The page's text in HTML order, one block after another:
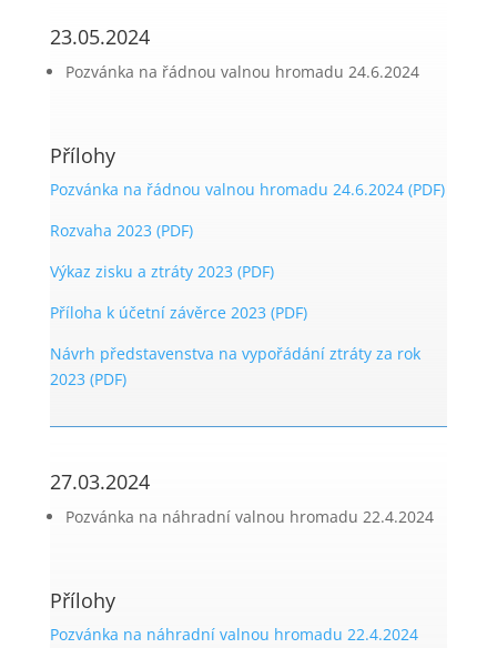
23.05.2024
Pozvánka na řádnou valnou hromadu 24.6.2024
Přílohy
Pozvánka na řádnou valnou hromadu 24.6.2024 (PDF)
Rozvaha 2023 (PDF)
Výkaz zisku a ztráty 2023 (PDF)
Příloha k účetní závěrce 2023 (PDF)
Návrh představenstva na vypořádání ztráty za rok
2023 (PDF)
27.03.2024
Pozvánka na náhradní valnou hromadu 22.4.2024
Přílohy
Pozvánka na náhradní valnou hromadu 22.4.2024